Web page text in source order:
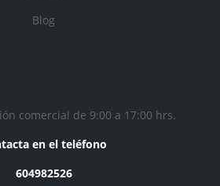
Blog
comercial de 9:00 a 17:00 hrs.
en el teléfono
604982526